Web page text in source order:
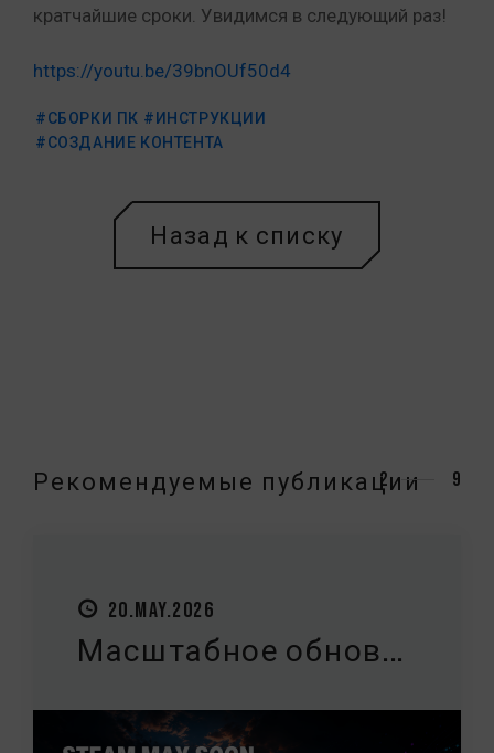
кратчайшие сроки. Увидимся в следующий раз!
https://youtu.be/39bnOUf50d4
#СБОРКИ ПК #ИНСТРУКЦИИ
#СОЗДАНИЕ КОНТЕНТА
Назад к списку
Рекомендуемые публикации
3 9
27.MAY.2026
Введение: Что след...